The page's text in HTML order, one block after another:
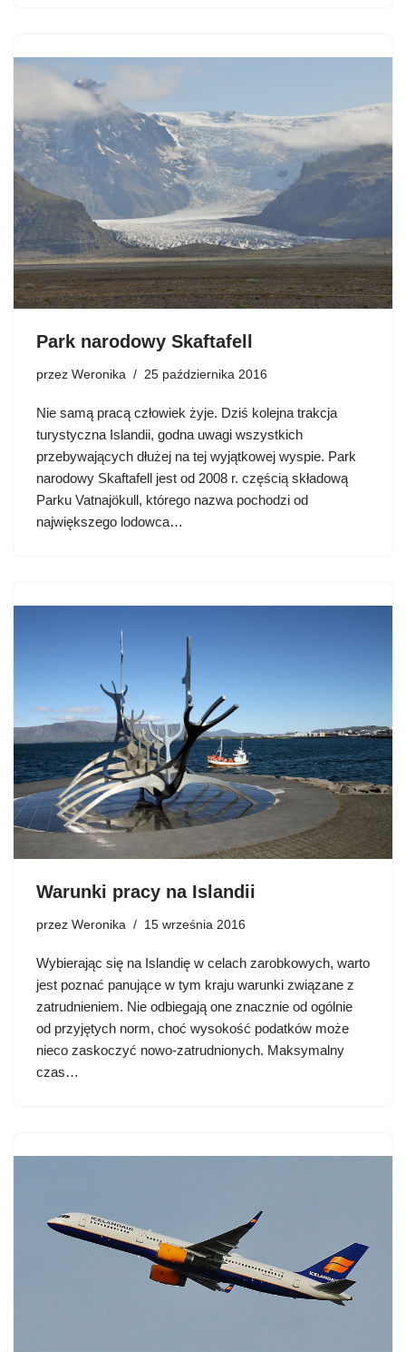
Park narodowy Skaftafell
przez Weronika 25 października 2016
Nie samą pracą człowiek żyje. Dziś kolejna trakcja
turystyczna Islandii, godna uwagi wszystkich
przebywających dłużej na tej wyjątkowej wyspie. Park
narodowy Skaftafell jest od 2008 r. częścią składową
Parku Vatnajökull, którego nazwa pochodzi od
największego lodowca…
Warunki pracy na Islandii
przez Weronika 15 września 2016
Wybierając się na Islandię w celach zarobkowych, warto
jest poznać panujące w tym kraju warunki związane z
zatrudnieniem. Nie odbiegają one znacznie od ogólnie
od przyjętych norm, choć wysokość podatków może
nieco zaskoczyć nowo-zatrudnionych. Maksymalny
czas…